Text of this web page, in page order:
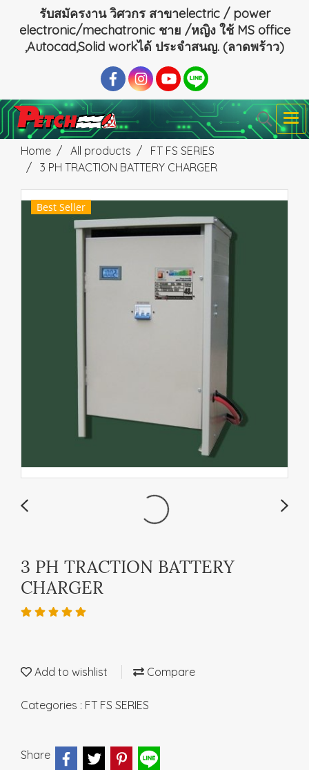
รับสมัครงาน วิศวกร สาขาelectric / power
electronic/mechatronic ชาย /หญิง ใช้ MS office
,Autocad,Solid workได้ ประจำสนญ. (ลาดพร้าว)
Home All products
FT FS SERIES
3 PH TRACTION BATTERY CHARGER
Best Seller
3 PH TRACTION BATTERY
CHARGER
Add to wishlist Compare
Categories : FT FS SERIES
Share